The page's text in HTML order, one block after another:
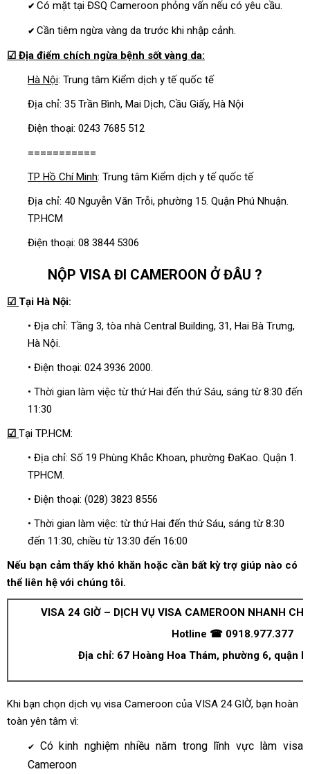
✔ Có mặt tại ĐSQ Cameroon phỏng vấn nếu có yêu cầu.
✔ Cần tiêm ngừa vàng da trước khi nhập cảnh.
☑ Địa điểm chích ngừa bệnh sốt vàng da:
Hà Nội: Trung tâm Kiểm dịch y tế quốc tế
Địa chỉ: 35 Trần Bình, Mai Dịch, Cầu Giấy, Hà Nội
Điện thoại: 0243 7685 512
===========
TP Hồ Chí Minh: Trung tâm Kiểm dịch y tế quốc tế
Địa chỉ: 40 Nguyễn Văn Trỗi, phường 15. Quận Phú Nhuận.
TP.HCM
Điện thoại: 08 3844 5306
NỘP VISA ĐI CAMEROON Ở ĐÂU ?
☑ Tại Hà Nội:
• Địa chỉ: Tầng 3, tòa nhà Central Building, 31, Hai Bà Trưng,
Hà Nội.
• Điện thoại: 024 3936 2000.
• Thời gian làm việc từ thứ Hai đến thứ Sáu, sáng từ 8:30 đến
11:30
☑ Tại TP.HCM:
• Địa chỉ: Số 19 Phùng Khắc Khoan, phường ĐaKao. Quận 1.
TPHCM.
• Điện thoại: (028) 3823 8556
• Thời gian làm việc: từ thứ Hai đến thứ Sáu, sáng từ 8:30
đến 11:30, chiều từ 13:30 đến 16:00
Nếu bạn cảm thấy khó khăn hoặc cần bất kỳ trợ giúp nào có
thể liên hệ với chúng tôi.
VISA 24 GIỜ – DỊCH VỤ VISA CAMEROON NHANH
Hotline ☎ 0918.977.377
Địa chỉ: 67 Hoàng Hoa Thám, phường 6, quận
Khi bạn chọn dịch vụ visa Cameroon của VISA 24 GIỜ, bạn hoàn
toàn yên tâm vì:
✔ Có kinh nghiệm nhiều năm trong lĩnh vực làm visa
Cameroon